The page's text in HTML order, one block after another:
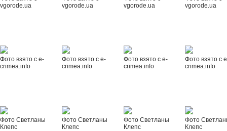
vgorode.ua
vgorode.ua
vgorode.ua
vgorode.ua
Фото взято с e-
crimea.info
Фото взято с e-
crimea.info
Фото взято с e-
crimea.info
Фото взято с
crimea.info
Фото Светланы
Клепс
Фото Светланы
Клепс
Фото Светланы
Клепс
Фото
Клепс